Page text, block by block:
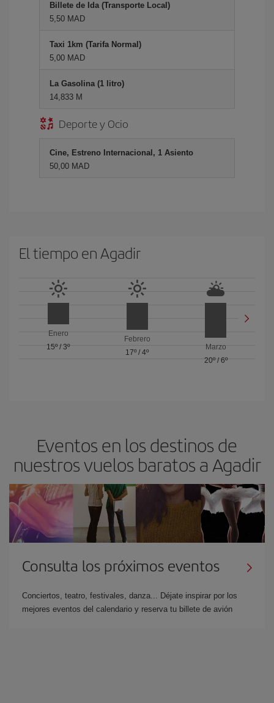
Billete de Ida (Transporte Local)
5,50 MAD
Taxi 1km (Tarifa Normal)
5,00 MAD
La Gasolina (1 litro)
14,833 M
Deporte y Ocio
Cine, Estreno Internacional, 1 Asiento
50,00 MAD
El tiempo en Agadir
Enero
15º/3º
Febrero
17º / 4º
Marzo
20º/ 6º
Eventos en los destinos de
nuestros vuelos baratos a Agadir
Consulta los próximos eventos
Conciertos, teatro, festivales, danza... Déjate inspirar por los
mejores eventos del calendario y reserva tu billete de avión